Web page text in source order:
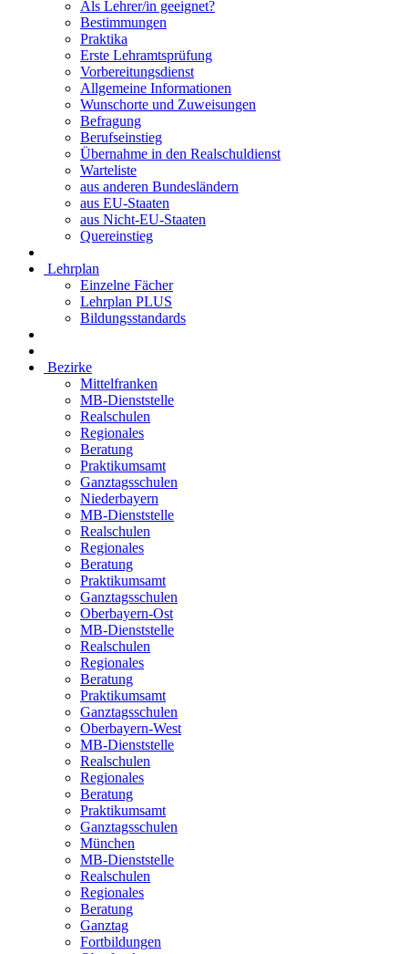
Als Lehrer/in geeignet?
Bestimmungen
Praktika
Erste Lehramtsprüfung
Vorbereitungsdienst
Allgemeine Informationen
Wunschorte und Zuweisungen
Befragung
Berufseinstieg
Übernahme in den Realschuldienst
Warteliste
aus anderen Bundesländern
aus EU-Staaten
aus Nicht-EU-Staaten
Quereinstieg
Lehrplan
Einzelne Fächer
Lehrplan PLUS
Bildungsstandards
Bezirke
Mittelfranken
MB-Dienststelle
Realschulen
Regionales
Beratung
Praktikumsamt
Ganztagsschulen
Niederbayern
MB-Dienststelle
Realschulen
Regionales
Beratung
Praktikumsamt
Ganztagsschulen
Oberbayern-Ost
MB-Dienststelle
Realschulen
Regionales
Beratung
Praktikumsamt
Ganztagsschulen
Oberbayern-West
MB-Dienststelle
Realschulen
Regionales
Beratung
Praktikumsamt
Ganztagsschulen
München
MB-Dienststelle
Realschulen
Regionales
Beratung
Ganztag
Fortbildungen